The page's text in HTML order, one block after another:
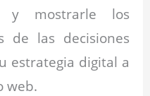
y mostrarle los
de las decisiones
estrategia digital a
web.